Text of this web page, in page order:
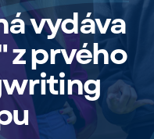
vydáva
z prvého